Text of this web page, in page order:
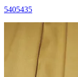
5405435